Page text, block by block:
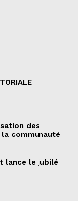
des
communauté
lance le jubilé